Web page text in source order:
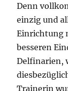
Denn
einzig und
Einrichtung
besseren
Delfinarien,
Trainerin